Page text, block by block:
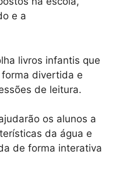
e a
livros infantis que
divertida e
de leitura.
os alunos a
da água e
de forma interativa